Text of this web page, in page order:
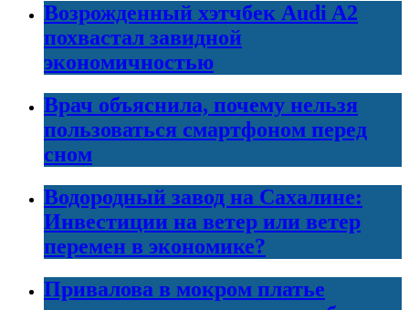
Возрожденный хэтчбек Audi A2
похвастал завидной
экономичностью
Врач объяснила, почему нельзя
пользоваться смартфоном перед
сном
Водородный завод на Сахалине:
Инвестиции на ветер или ветер
перемен в экономике?
Привалова в мокром платье